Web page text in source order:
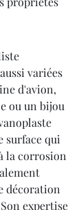
variées
d'avion,
ou un bijou
surface qui
la corrosion
décoration
expertise